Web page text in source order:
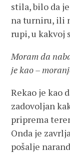
stila, bilo da
na turniru, ili
rupi, u kakvoj
Moram da
je kao –
Rekao je kao
zadovoljan
priprema
Onda je
pošalje